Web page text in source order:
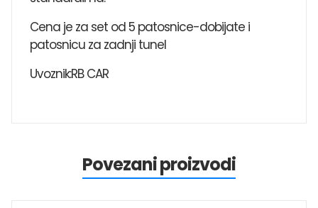
Cena je za set od 5 patosnice-dobijate i
patosnicu za zadnji tunel
Uvoznik:RB CAR
Povezani proizvodi